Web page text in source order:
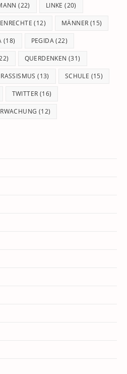
(22) LINKE (20)
(12) MÄNNER (15)
(18) PEGIDA(22)
QUERDENKEN (31)
RASSISMUS (13) SCHULE (15)
TWITTER (16)
(12)